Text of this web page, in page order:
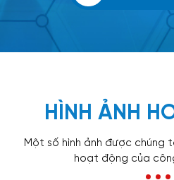
HÌNH ẢNH
Một số hình ảnh được chúng
hoạt động của